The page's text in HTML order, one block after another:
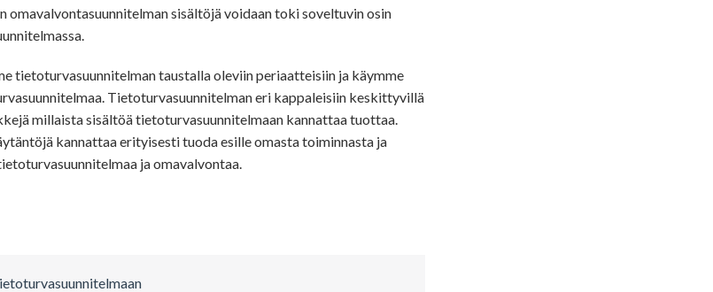
omavalvontasuunnitelman sisältöjä voidaan toki soveltuvin osin
tietoturvasuunnitelman taustalla oleviin periaatteisiin ja käymme
Tietoturvasuunnitelman eri kappaleisiin keskittyvillä
millaista sisältöä tietoturvasuunnitelmaan kannattaa tuottaa.
kannattaa erityisesti tuoda esille omasta toiminnasta ja
ja omavalvontaa.